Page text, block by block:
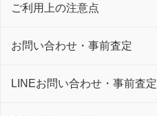
ご利用上の注意点
お問い合わせ・事前査定
LINEお問い合わせ・事前査定